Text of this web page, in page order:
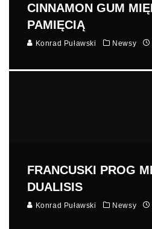
CINNAMON GUM
PAMIĘCIĄ
Konrad Puławski Newsy
FRANCUSKI PROG
DUALISIS
Konrad Puławski Newsy